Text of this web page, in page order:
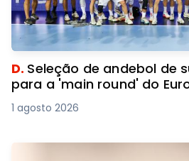
D. Seleção de andebol de
para a 'main round' do
1 agosto 2026